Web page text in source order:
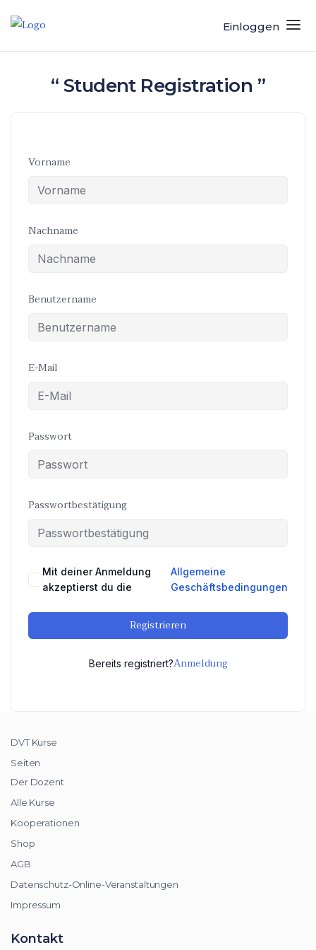
Einloggen
“ Student Registration ”
Vorname
Nachname
Benutzername
E-Mail
Passwort
Passwortbestätigung
Mit deiner Anmeldung
akzeptierst du die
Allgemeine
Geschäftsbedingungen
Registrieren
Bereits registriert?Anmeldung
DVT Kurse
Seiten
Der Dozent
Alle Kurse
Kooperationen
Shop
AGB
Datenschutz-Online-Veranstaltungen
Impressum
Kontakt